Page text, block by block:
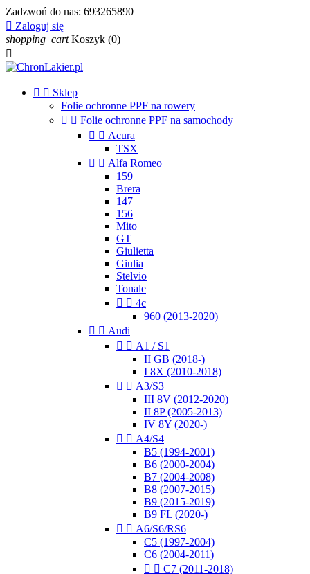
Zadzwoń do nas: 693265890
 Zaloguj się
shopping_cart Koszyk (0)

  Sklep
Folie ochronne PPF na rowery
  Folie ochronne PPF na samochody
  Acura
TSX
  Alfa Romeo
159
Brera
147
156
Mito
GT
Giulietta
Giulia
Stelvio
Tonale
  4c
960 (2013-2020)
  Audi
  A1 / S1
II GB (2018-)
I 8X (2010-2018)
  A3/S3
III 8V (2012-2020)
II 8P (2005-2013)
IV 8Y (2020-)
  A4/S4
B5 (1994-2001)
B6 (2000-2004)
B7 (2004-2008)
B8 (2007-2015)
B9 (2015-2019)
B9 FL (2020-)
  A6/S6/RS6
C5 (1997-2004)
C6 (2004-2011)
  C7 (2011-2018)